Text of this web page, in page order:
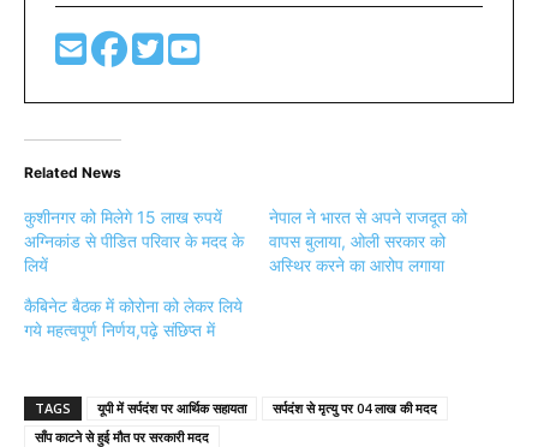
Related News
कुशीनगर को मिलेगे 15 लाख रुपयें
अग्निकांड से पीडित परिवार के मदद के
लियें
नेपाल ने भारत से अपने राजदूत को
वापस बुलाया, ओली सरकार को
अस्थिर करने का आरोप लगाया
कैबिनेट बैठक में कोरोना को लेकर लिये
गये महत्वपूर्ण निर्णय,पढ़े संछिप्त में
TAGS यूपी में सर्पदंश पर आर्थिक सहायता
सर्पदंश से मृत्यु पर 04 लाख की मदद
साँप काटने से हुई मौत पर सरकारी मदद